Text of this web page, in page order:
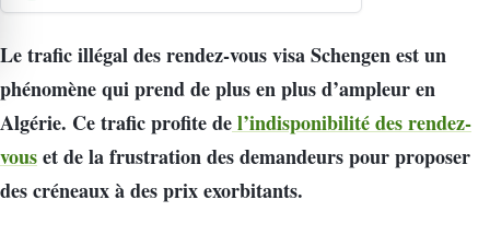
Le trafic illégal des rendez-vous visa Schengen est un
phénomène qui prend de plus en plus d’ampleur en
Algérie. Ce trafic profite del’indisponibilité des rendez-
vouset de la frustration des demandeurs pour proposer
des créneaux à des prix exorbitants.